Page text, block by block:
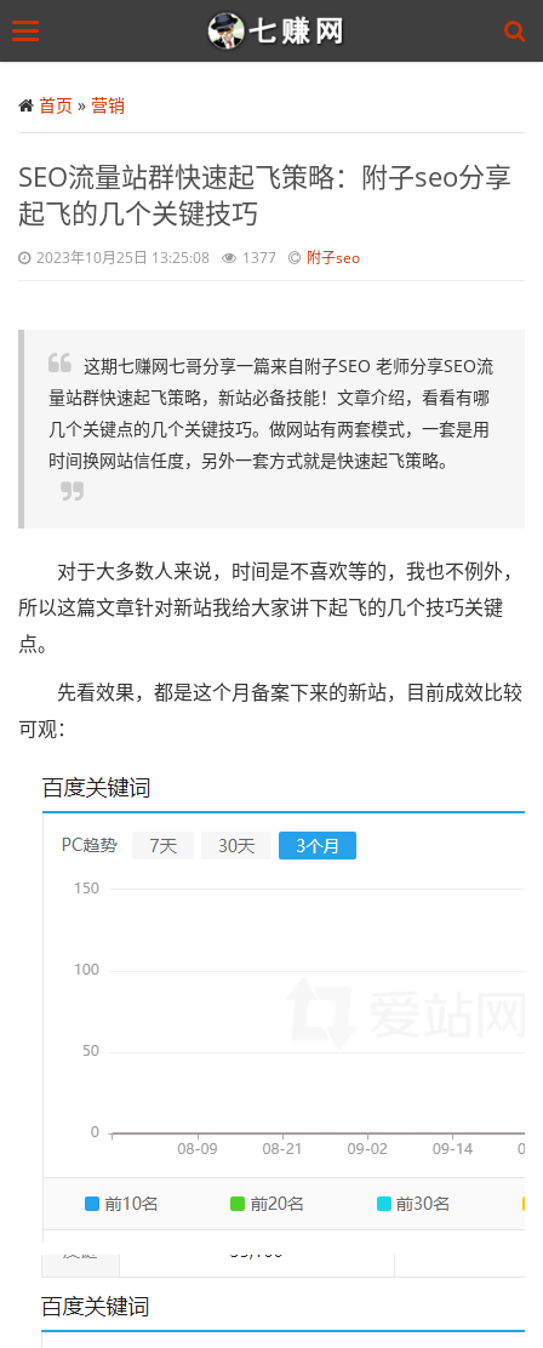
to
main
Toggle
首页 » 营销
SEO流量站群快速起飞策略：附子seo分享
起飞的几个关键技巧
2023年10月25日 13:25:08 1377 附子seo
这期七赚网七哥分享一篇来自附子SEO 老师分享SEO流
量站群快速起飞策略，新站必备技能！文章介绍，看看有哪
几个关键点的几个关键技巧。做网站有两套模式，一套是用
时间换网站信任度，另外一套方式就是快速起飞策略。
对于大多数人来说，时间是不喜欢等的，我也不例外，
所以这篇文章针对新站我给大家讲下起飞的几个技巧关键
点。
先看效果，都是这个月备案下来的新站，目前成效比较
可观：